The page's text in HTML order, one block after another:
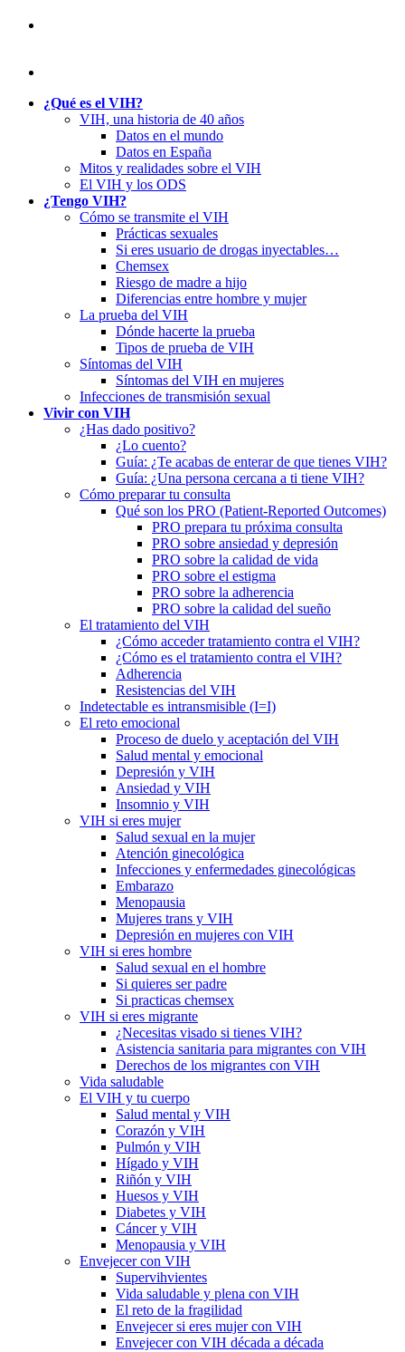
¿Qué es el VIH?
VIH, una historia de 40 años
Datos en el mundo
Datos en España
Mitos y realidades sobre el VIH
El VIH y los ODS
¿Tengo VIH?
Cómo se transmite el VIH
Prácticas sexuales
Si eres usuario de drogas inyectables…
Chemsex
Riesgo de madre a hijo
Diferencias entre hombre y mujer
La prueba del VIH
Dónde hacerte la prueba
Tipos de prueba de VIH
Síntomas del VIH
Síntomas del VIH en mujeres
Infecciones de transmisión sexual
Vivir con VIH
¿Has dado positivo?
¿Lo cuento?
Guía: ¿Te acabas de enterar de que tienes VIH?
Guía: ¿Una persona cercana a ti tiene VIH?
Cómo preparar tu consulta
Qué son los PRO (Patient-Reported Outcomes)
PRO prepara tu próxima consulta
PRO sobre ansiedad y depresión
PRO sobre la calidad de vida
PRO sobre el estigma
PRO sobre la adherencia
PRO sobre la calidad del sueño
El tratamiento del VIH
¿Cómo acceder tratamiento contra el VIH?
¿Cómo es el tratamiento contra el VIH?
Adherencia
Resistencias del VIH
Indetectable es intransmisible (I=I)
El reto emocional
Proceso de duelo y aceptación del VIH
Salud mental y emocional
Depresión y VIH
Ansiedad y VIH
Insomnio y VIH
VIH si eres mujer
Salud sexual en la mujer
Atención ginecológica
Infecciones y enfermedades ginecológicas
Embarazo
Menopausia
Mujeres trans y VIH
Depresión en mujeres con VIH
VIH si eres hombre
Salud sexual en el hombre
Si quieres ser padre
Si practicas chemsex
VIH si eres migrante
¿Necesitas visado si tienes VIH?
Asistencia sanitaria para migrantes con VIH
Derechos de los migrantes con VIH
Vida saludable
El VIH y tu cuerpo
Salud mental y VIH
Corazón y VIH
Pulmón y VIH
Hígado y VIH
Riñón y VIH
Huesos y VIH
Diabetes y VIH
Cáncer y VIH
Menopausia y VIH
Envejecer con VIH
Supervihvientes
Vida saludable y plena con VIH
El reto de la fragilidad
Envejecer si eres mujer con VIH
Envejecer con VIH década a década